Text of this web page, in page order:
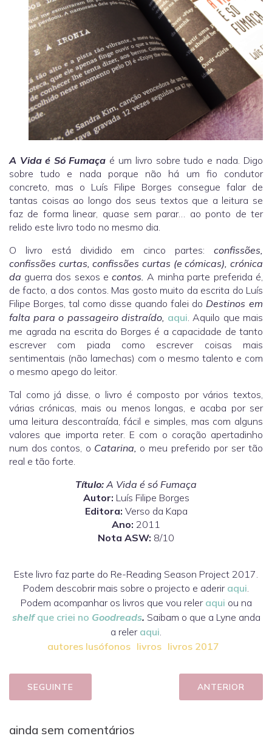
A Vida é Só Fumaça é um livro sobre tudo e nada. Digo
sobre tudo e nada porque não há um fio condutor
concreto, mas o Luís Filipe Borges consegue falar de
tantas coisas ao longo dos seus textos que a leitura se
faz de forma linear, quase sem parar… ao ponto de ter
relido este livro todo no mesmo dia.
O livro está dividido em cinco partes: confissões,
confissões curtas, confissões curtas (e cómicas), crónica
da guerra dos sexos e contos. A minha parte preferida é,
de facto, a dos contos. Mas gosto muito da escrita do Luís
Filipe Borges, tal como disse quando falei do Destinos em
falta para o passageiro distraído, aqui. Aquilo que mais
me agrada na escrita do Borges é a capacidade de tanto
escrever com piada como escrever coisas mais
sentimentais (não lamechas) com o mesmo talento e com
o mesmo apego do leitor.
Tal como já disse, o livro é composto por vários textos,
várias crónicas, mais ou menos longas, e acaba por ser
uma leitura descontraída, fácil e simples, mas com alguns
valores que importa reter. E com o coração apertadinho
num dos contos, o Catarina, o meu preferido por ser tão
real e tão forte.
Título: A Vida é só Fumaça
Autor: Luís Filipe Borges
Editora: Verso da Kapa
Ano: 2011
Nota ASW: 8/10
Este livro faz parte do Re-Reading Season Project 2017.
Podem descobrir mais sobre o projecto e aderir aqui.
Podem acompanhar os livros que vou reler aqui ou na
shelfque criei no Goodreads. Saibam o que a Lyne anda
a reler aqui.
autores lusófonos livros livros 2017
SEGUINTE ANTERIOR
ainda sem comentários